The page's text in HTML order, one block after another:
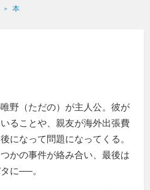
本
野（ただの）が主人公。彼が
ることや、親友が海外出張費
になって問題になってくる。
かの事件が絡み合い、最後は
に──。